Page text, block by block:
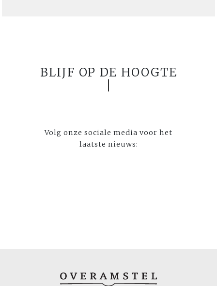
BLIJF OP DE HOOGTE
Volg onze sociale media voor het
laatste nieuws: